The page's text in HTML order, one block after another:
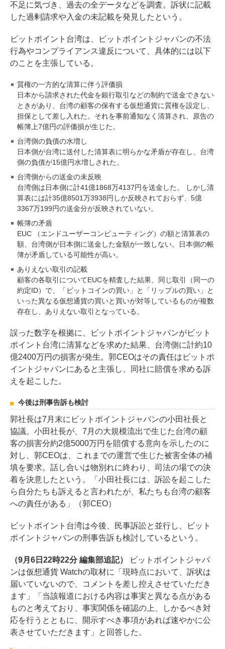
不足に気づき、過去の全データなどを調査。訴状に記載
した過剰請求や入金の未記載を発見したという。
ビットポイント台湾は、ビットポイントジャパンの不法
行為やコンプライアンス違反について、具体的には以下
のことを主張している。
質権の一方的な清算に伴う評価損
日本から請求された代金を銀行取引などの制約で送金できない
ときがあり、台湾の顧客の保有する仮想通貨に質権を設定し、
担保として差し入れた。それを事前通知なく清算され、原告の
帳簿上7億円の評価損が生じた。
台湾側の負債の水増し
日本側が台湾に送付した清算表に明らかな矛盾が存在し、台湾
側の負債が15億円水増しされた。
台湾側からの送金の未反映
台湾側は日本側に計41億1868万4137円を送金した。 しかし清
算表には計35億8501万3938円しか反映されておらず、5億
3367万199円の送金分が反映されていない。
帳簿の矛盾
EUC （エンドユーザーコンピューティング）の額と清算表の
額、台湾側が日本側に送金した金額が一致しない。日本側の帳
簿が矛盾している可能性が高い。
ありえない取引の記載
顧客の各取引についてEUCを精査した結果、同じ取引（同一の
約定ID）で、「ビットコインの買い」と「リップルの買い」と
いった異なる仮想通貨の買いと買いが対等しているものが複数
存在し、ありえない取引となっている。
誤った数字を根拠に、ビットポイントジャパンがビット
ポイント台湾に清算などを求めた結果、台湾側に計約10
億2400万円の損害が発生。郭CEOはその責任はビットポ
イントジャパンにあると主張し、同社に賠償を求める訴
えを起こした。
今後は刑事告訴も検討
郭社長は7月末にビットポイントジャパンの小田社長と
協議。小田社長が、7月の大規模流出で生じた台湾の顧
客の損害分約2億5000万円を賠償する意向を示したのに
対し、郭CEOは、これまでの運営で生じた被害全体の補
填を要求。話し合いは物別れに終わり、司法の場での決
着を決意したという。「小田社長には、訴訟を起こした
ら自分たちも訴えると言われたが、私たちも台湾の顧客
への責任がある」（郭CEO）
ビットポイント台湾は今後、民事訴訟と並行し、ビット
ポイントジャパンの刑事告訴も検討しているという。
（9月6日22時22分 編集部追記）
ビットポイントジャパ
ンは仮想通貨 Watchの取材に「現時点において、訴状は
届いていないので、コメントを差し控えさせていただき
ます」「当該報道における内容は事実と異なる点がある
ものと考えており、事実関係を確認の上、しかるべき対
応を行うとともに、開示すべき事項があれば速やかに公
表させていただきます」と回答した。